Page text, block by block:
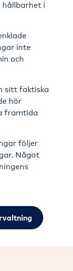
i
inte
och
sitt faktiska
hör
framtida
följer
Något